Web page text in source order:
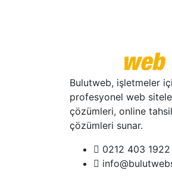
Bulutweb, işletmeler
profesyonel web
çözümleri, online
çözümleri sunar.
0212 403 1922